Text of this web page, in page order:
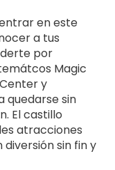
en este
a tus
por
Magic
y
quedarse sin
El castillo
atracciones
sin fin y